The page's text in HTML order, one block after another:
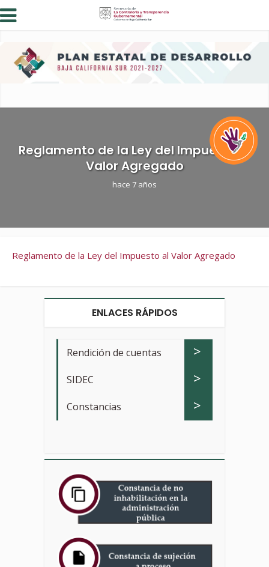
Reglamento de la Ley del Impuesto al
Valor Agregado
hace 7 años
Reglamento de la Ley del Impuesto al Valor Agregado
ENLACES RÁPIDOS
Rendición de cuentas >
SIDEC >
Constancias >